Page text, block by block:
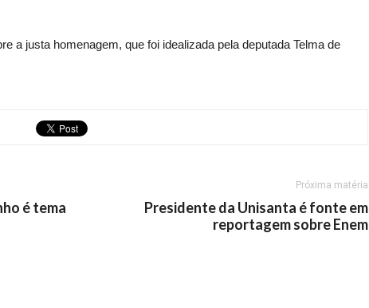
a justa homenagem, que foi idealizada pela deputada Telma de
é tema
Próxima matéria
Presidente da Unisanta é fonte em
reportagem sobre Enem